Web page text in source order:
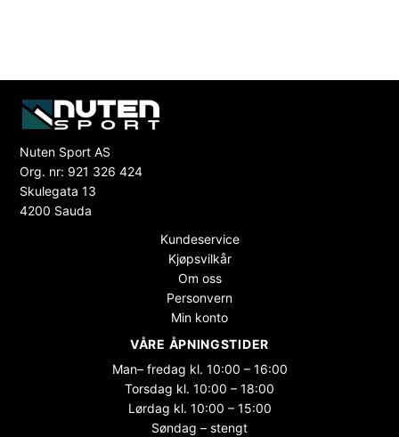
Nuten Sport AS
Org. nr: 921 326 424
Skulegata 13
4200 Sauda
Kundeservice
Kjøpsvilkår
Om oss
Personvern
Min konto
VÅRE ÅPNINGSTIDER
Man– fredag kl. 10:00 – 16:00
Torsdag kl. 10:00 – 18:00
Lørdag kl. 10:00 – 15:00
Søndag – stengt